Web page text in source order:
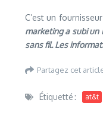
C’est un
marketing a subi
sans fil. Les
Partagez cet
Étiquetté : at&t